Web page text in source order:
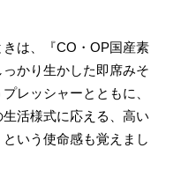
きは、『CO・OP国産素
かり生かした即席みそ
レッシャーとともに、
活様式に応える、高い
いう使命感も覚えまし